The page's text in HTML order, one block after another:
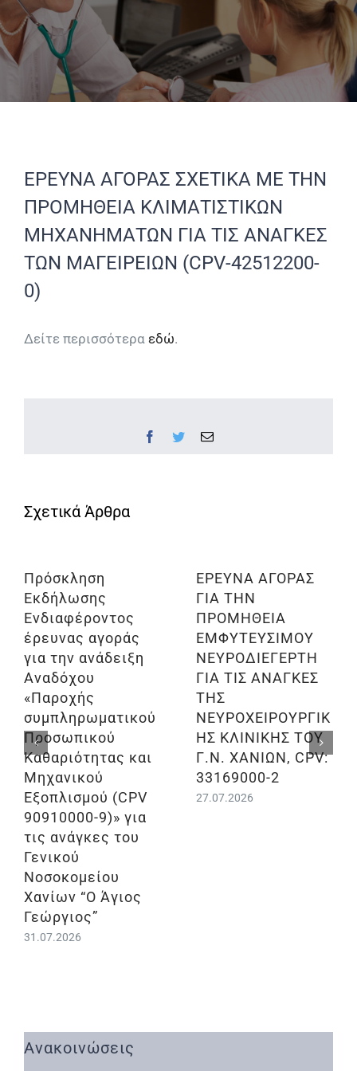
ΕΡΕΥΝΑ ΑΓΟΡΑΣ ΣΧΕΤΙΚΑ ΜΕ ΤΗΝ
ΠΡΟΜΗΘΕΙΑ ΚΛΙΜΑΤΙΣΤΙΚΩΝ
ΜΗΧΑΝΗΜΑΤΩΝ ΓΙΑ ΤΙΣ ΑΝΑΓΚΕΣ
ΤΩΝ ΜΑΓΕΙΡΕΙΩΝ (CPV-42512200-
0)
Δείτε περισσότερα εδώ.
Facebook
TwitterEmail
Πρόσκληση
Εκδήλωσης
Ενδιαφέροντος
έρευνας αγοράς
για την ανάδειξη
Αναδόχου
«Παροχής
συμπληρωματικού
Προσωπικού
Καθαριότητας και
Μηχανικού
Εξοπλισμού (CPV
90910000-9)» για
τις ανάγκες του
Γενικού
Νοσοκομείου
Χανίων “Ο Άγιος
Γεώργιος”
31.07.2026
ΕΡΕΥΝΑ ΑΓΟΡΑΣ
ΓΙΑ ΤΗΝ
ΠΡΟΜΗΘΕΙΑ
ΕΜΦΥΤΕΥΣΙΜΟΥ
ΝΕΥΡΟΔΙΕΓΕΡΤΗ
ΓΙΑ ΤΙΣ ΑΝΑΓΚΕΣ
ΤΗΣ
ΝΕΥΡΟΧΕΙΡΟΥΡΓΙΚ
ΗΣ ΚΛΙΝΙΚΗΣ ΤΟΥ
Γ.Ν. ΧΑΝΙΩΝ, CPV:
33169000-2
27.07.2026
Ανακοινώσεις